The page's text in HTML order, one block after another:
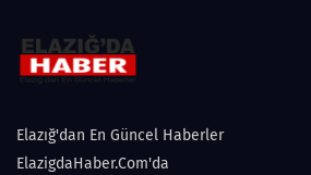
Elazığ'dan En Güncel Haberler
ElazigdaHaber.Com'da